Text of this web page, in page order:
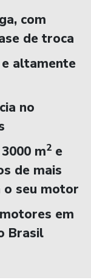
com
de troca
altamente
no
m2 e
de mais
seu motor
em
Brasil